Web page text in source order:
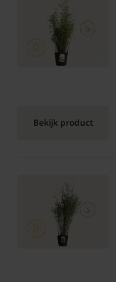
Bekijk product